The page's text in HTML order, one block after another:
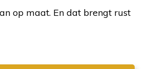
op maat. En dat brengt rust